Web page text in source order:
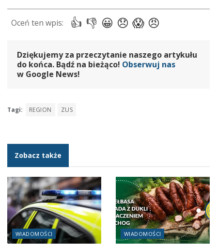
Dziękujemy za przeczytanie naszego artykułu
do końca. Bądź na bieżąco! Obserwuj nas
w Google News!
Tagi: REGION ZUS
Zobacz także
WIADOMOŚCI WIADOMOŚCI